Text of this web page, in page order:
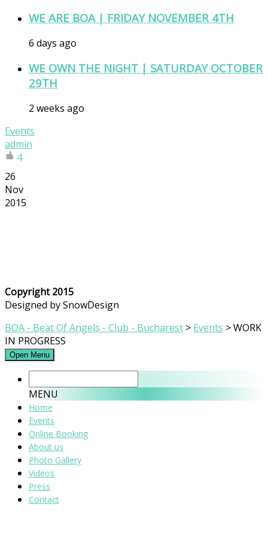
WE ARE BOA | FRIDAY NOVEMBER 4TH
6 days ago
WE OWN THE NIGHT | SATURDAY OCTOBER
29TH
2 weeks ago
Events
admin
4
26
Nov
2015
Copyright 2015
Designed by SnowDesign
BOA - Beat Of Angels - Club - Bucharest > Events >WORK
IN PROGRESS
Open Menu
MENU
Home
Events
Online Booking
About us
Photo Gallery
Videos
Press
Contact